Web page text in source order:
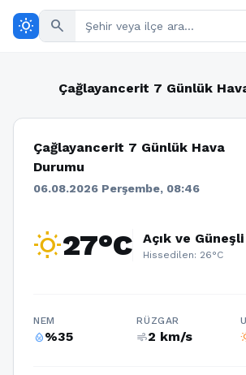
wb_sunny search
Çağlayancerit 7 Günlük
Çağlayancerit 7 Günlük Hava
Durumu
06.08.2026 Perşembe, 08:46
wb_sunny27°C Açık ve Güneşli
Hissedilen: 26°C
NEM
humidity_percentage%35
RÜZGAR
air2 km/s